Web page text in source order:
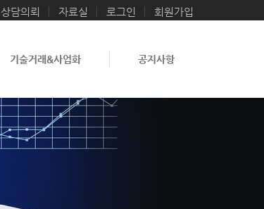
상담의뢰 자료실 로그인 회원가입
기술거래&사업화 공지사항